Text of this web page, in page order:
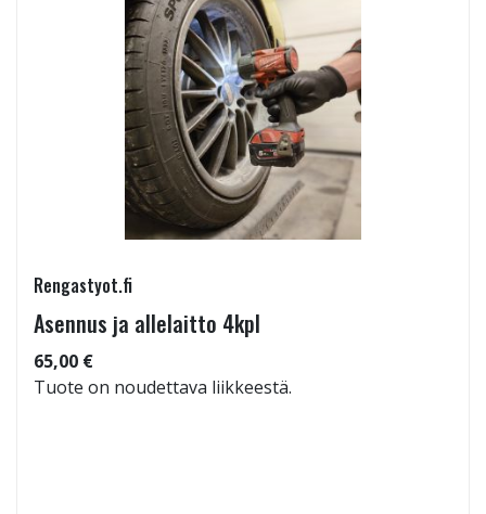
Rengastyot.fi
Asennus ja allelaitto 4kpl
65,00 €
Tuote on noudettava liikkeestä.